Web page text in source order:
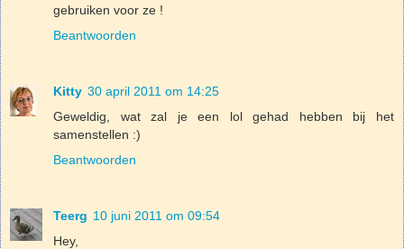
gebruiken voor ze !
Beantwoorden
Kitty 30 april 2011 om 14:25
Geweldig, wat zal je een lol gehad hebben bij het
samenstellen :)
Beantwoorden
Teerg 10 juni 2011 om 09:54
Hey,